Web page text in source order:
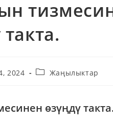
2024 Жаңылыктар
өзүңдү